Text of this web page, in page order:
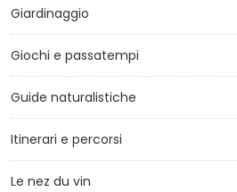
Giardinaggio
Giochi e passatempi
Guide naturalistiche
Itinerari e percorsi
Le nez du vin